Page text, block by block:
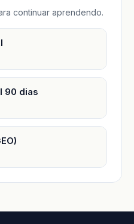
continuar aprendendo.
90 dias